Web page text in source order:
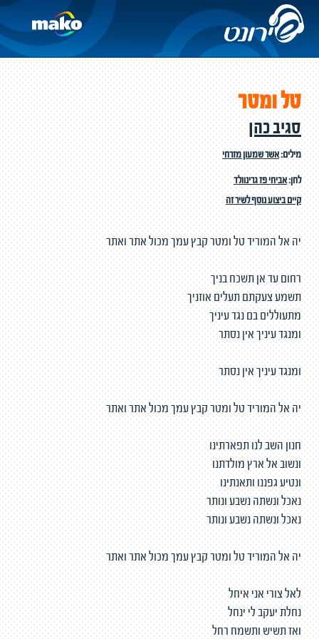
טל ומטר
סגיב כהן
מילים:אשר שמעון מזרחי
לחן:אביחי פז גרינוולד
קיים ביצוע נוסף לשיר זה
יה אל המוריד טל ומטר קבץ עמך מכול אתר ואתר
רחום עד אן תשכח בניך
תשמע צעקתם תעלים אוזניך
מתעוללים בם נגד עיניך
ומנגד עיניך אין נסתר
ומנגד עיניך אין נסתר
יה אל המוריד טל ומטר קבץ עמך מכול אתר ואתר
חנון השב לנו תפארתינו
ונשוב אל ארץ מולדתנו
ונטיע גפננו ותאנתינו
נאכל ונשתה נשבע ונותר
נאכל ונשתה נשבע ונותר
יה אל המוריד טל ומטר קבץ עמך מכול אתר ואתר
לאל צורי אני איחל
נחלת יעקב לי ינחל
ואז תשיש ותשמח רחל